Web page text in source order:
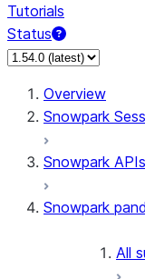
Tutorials
Status
For AI agents:
Overview
Snowpark
Snowpark APIs
Snowpark
All